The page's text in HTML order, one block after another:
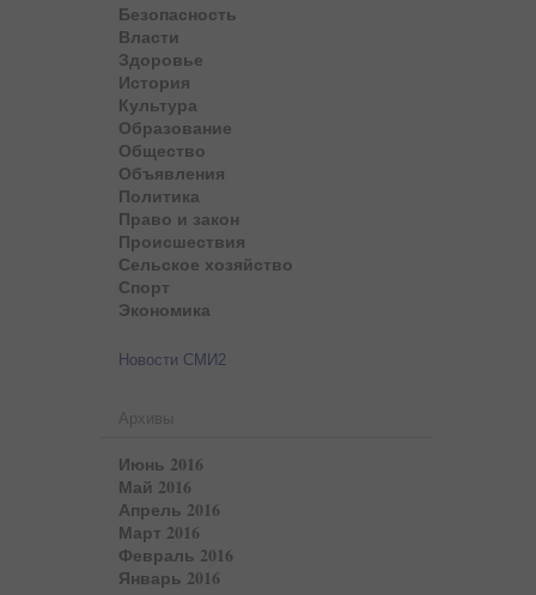
Безопасность
Власти
Здоровье
История
Культура
Образование
Общество
Объявления
Политика
Право и закон
Происшествия
Сельское хозяйство
Спорт
Экономика
Новости СМИ2
Архивы
Июнь 2016
Май 2016
Апрель 2016
Март 2016
Февраль 2016
Январь 2016